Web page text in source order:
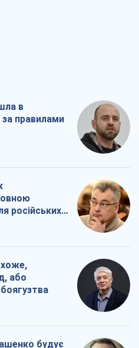
в
правилами
російських
або
будує